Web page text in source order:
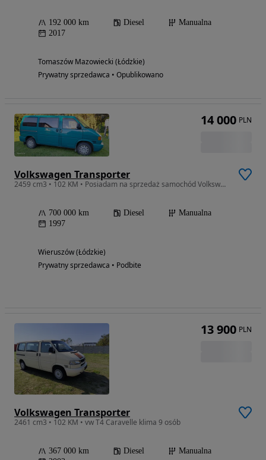
192 000 km Diesel
Manualna
2017
Tomaszów Mazowiecki (Łódzkie)
Prywatny sprzedawca • Opublikowano
Volkswagen Transporter
2459 cm3 • 102 KM • Posiadam na sprzedaż samochód Volkswagen T-4 wersja Mix.
700 000 km Diesel
Manualna
1997
Wieruszów (Łódzkie)
Prywatny sprzedawca • Podbite
14 000 PLN
Volkswagen Transporter
2461 cm3 • 102 KM • vw T4 Caravelle klima 9 osób
367 000 km Diesel
Manualna
13 900 PLN